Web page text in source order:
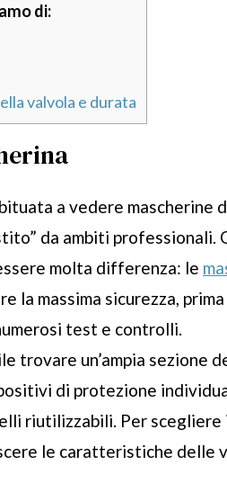
di:
valvola e durata
a vedere mascherine
da ambiti professionali.
molta differenza: le
la massima sicurezza,
test e controlli.
trovare un’ampia sezione
di protezione
riutilizzabili. Per
le caratteristiche delle